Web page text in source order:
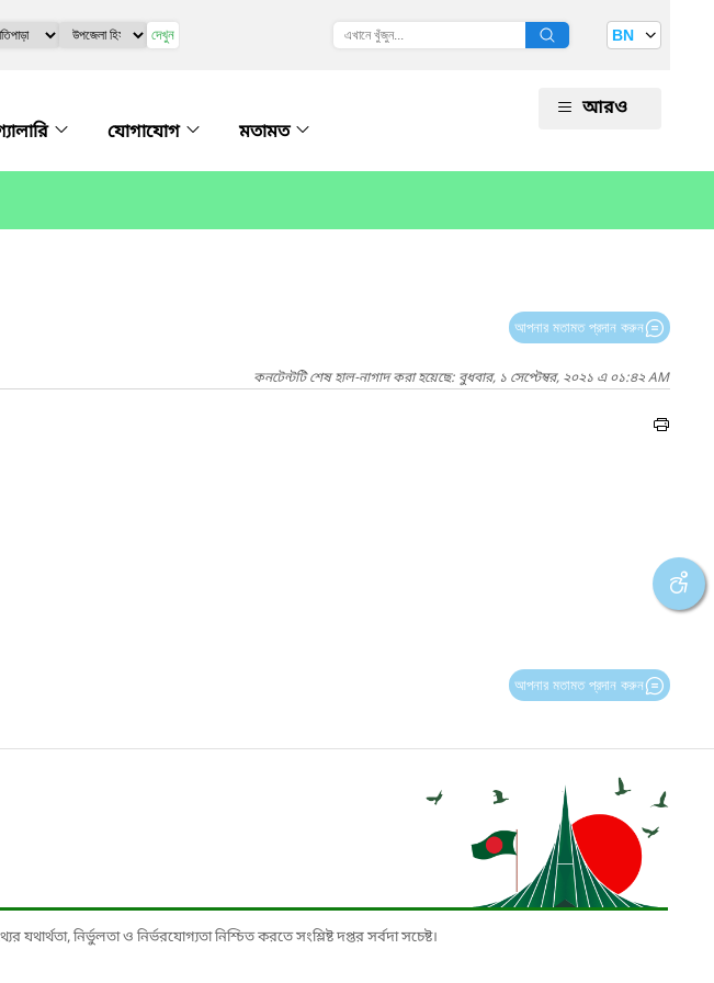
দেখুন BN
যোগাযোগ মতামত
আরও
আপনার মতামত প্রদান করুন
কনটেন্টটি শেষ হাল-নাগাদ করা হয়েছে: বুধবার, ১ সেপ্টেম্বর, ২০২১ এ ০১:৪২ AM
আপনার মতামত প্রদান করুন
নির্ভুলতা ও নির্ভরযোগ্যতা নিশ্চিত করতে সংশ্লিষ্ট দপ্তর সর্বদা সচেষ্ট।